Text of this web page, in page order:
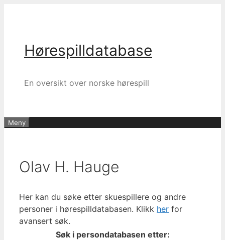
Hørespilldatabase
En oversikt over norske hørespill
Meny
Olav H. Hauge
Her kan du søke etter skuespillere og andre
personer i hørespilldatabasen. Klikk her for
avansert søk.
Søk i persondatabasen etter: